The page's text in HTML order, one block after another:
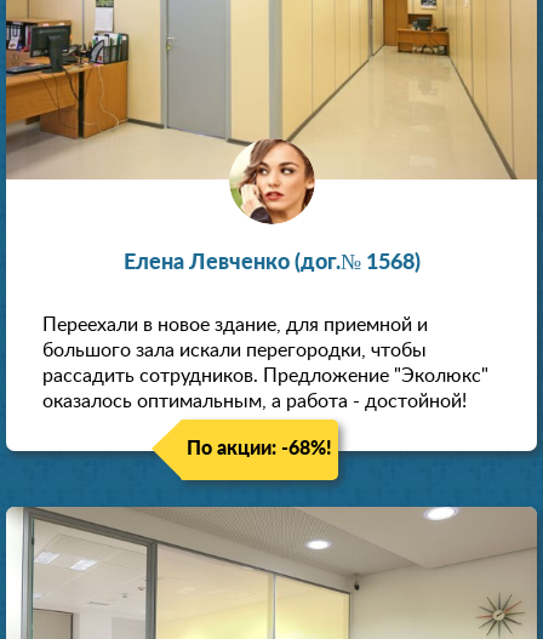
Елена Левченко (дог.№ 1568)
Переехали в новое здание, для приемной и
большого зала искали перегородки, чтобы
рассадить сотрудников. Предложение "Эколюкс"
оказалось оптимальным, а работа - достойной!
По акции: -68%!